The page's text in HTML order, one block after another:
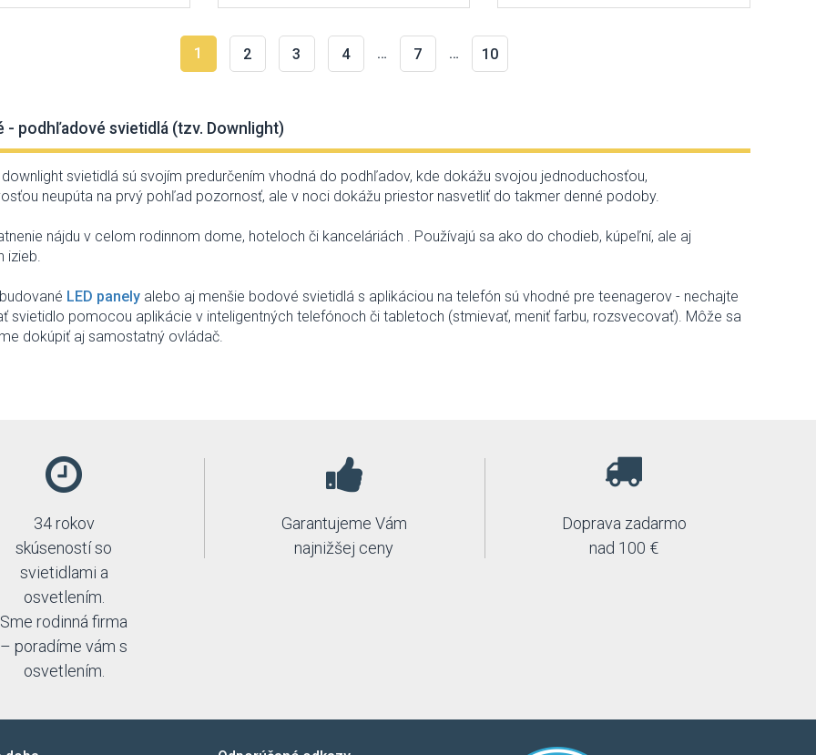
1 2 3 4 … 7 … 10
- podhľadové svietidlá (tzv. Downlight)
downlight svietidlá sú svojím predurčením vhodná do podhľadov, kde dokážu svojou jednoduchosťou,
neupúta na prvý pohľad pozornosť, ale v noci dokážu priestor nasvetliť do takmer denné podoby.
nájdu v celom rodinnom dome, hoteloch či kanceláriách . Používajú sa ako do chodieb, kúpeľní, ale aj
izieb.
LED panely alebo aj menšie bodové svietidlá s aplikáciou na telefón sú vhodné pre teenagerov - nechajte
svietidlo pomocou aplikácie v inteligentných telefónoch či tabletoch (stmievať, meniť farbu, rozsvecovať). Môže sa
dokúpiť aj samostatný ovládač.
34 rokov
skúseností so
svietidlami a
osvetlením.
Sme rodinná firma
– poradíme vám s
osvetlením.
Garantujeme Vám
najnižšej ceny
Doprava zadarmo
nad 100 €